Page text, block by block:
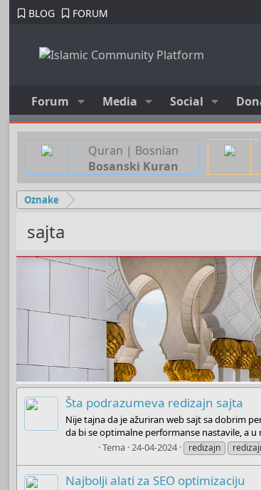
BLOG FORUM
Forum Media Social
Quran | Bosnian
Bosanski Kuran
Oznake
sajta
Šta podrazumeva redizajn sajta
Nije tajna da je ažuriran web sajt sa dobrim
da bi se optimalne performanse nastavile, a
Tema 24-04-2024 redizajn
Najbolji alati za SEO optimizaciju